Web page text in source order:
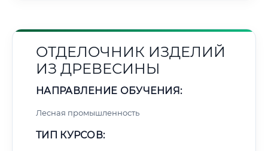
ОТДЕЛОЧНИК ИЗДЕЛИЙ
ИЗ ДРЕВЕСИНЫ
НАПРАВЛЕНИЕ ОБУЧЕНИЯ:
Лесная промышленность
ТИП КУРСОВ: